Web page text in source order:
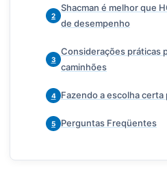
2
Shacman é melhor que
de desempenho
3
Considerações práticas
caminhões
4 Fazendo a escolha
5 Perguntas Freqüentes